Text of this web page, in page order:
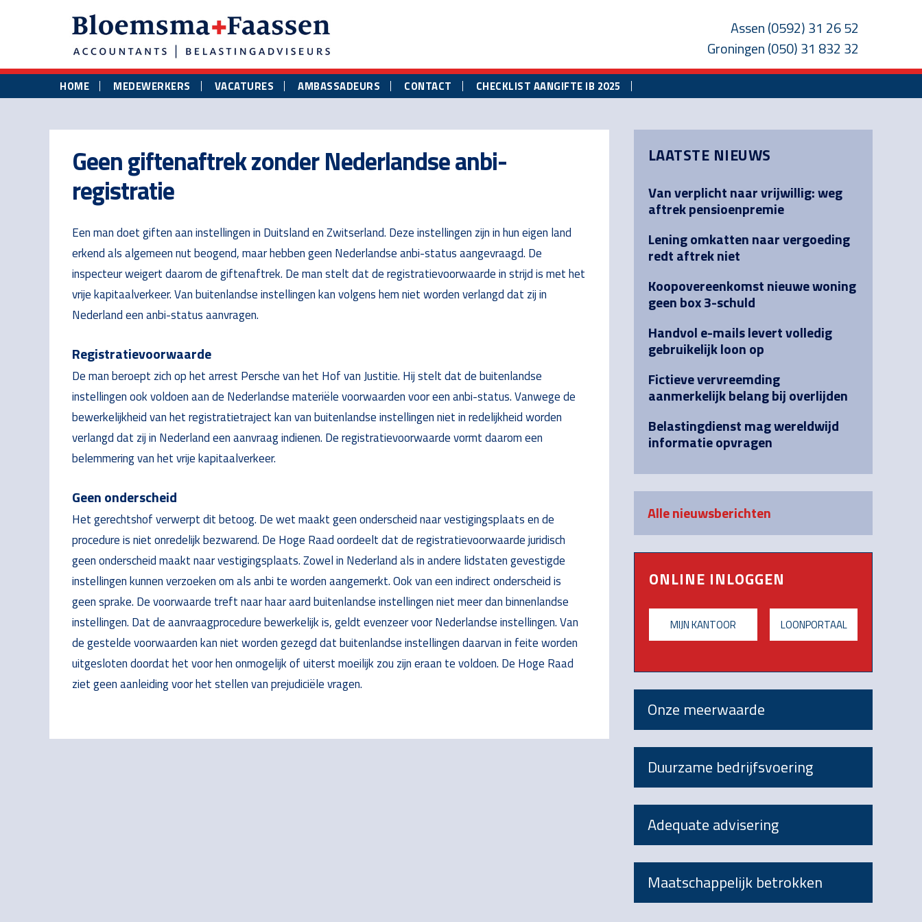
content
sidebar
Assen(0592) 31 26 52
Groningen(050) 31 832 32
HOME MEDEWERKERS VACATURES AMBASSADEURS CONTACT CHECKLIST AANGIFTE IB 2025
Geen giftenaftrek zonder Nederlandse anbi-
registratie
Een man doet giften aan instellingen in Duitsland en Zwitserland. Deze instellingen zijn in hun eigen land
erkend als algemeen nut beogend, maar hebben geen Nederlandse anbi-status aangevraagd. De
inspecteur weigert daarom de giftenaftrek. De man stelt dat de registratievoorwaarde in strijd is met het
vrije kapitaalverkeer. Van buitenlandse instellingen kan volgens hem niet worden verlangd dat zij in
Nederland een anbi-status aanvragen.
Registratievoorwaarde
De man beroept zich op het arrest Persche van het Hof van Justitie. Hij stelt dat de buitenlandse
instellingen ook voldoen aan de Nederlandse materiële voorwaarden voor een anbi-status. Vanwege de
bewerkelijkheid van het registratietraject kan van buitenlandse instellingen niet in redelijkheid worden
verlangd dat zij in Nederland een aanvraag indienen. De registratievoorwaarde vormt daarom een
belemmering van het vrije kapitaalverkeer.
Geen onderscheid
Het gerechtshof verwerpt dit betoog. De wet maakt geen onderscheid naar vestigingsplaats en de
procedure is niet onredelijk bezwarend. De Hoge Raad oordeelt dat de registratievoorwaarde juridisch
geen onderscheid maakt naar vestigingsplaats. Zowel in Nederland als in andere lidstaten gevestigde
instellingen kunnen verzoeken om als anbi te worden aangemerkt. Ook van een indirect onderscheid is
geen sprake. De voorwaarde treft naar haar aard buitenlandse instellingen niet meer dan binnenlandse
instellingen. Dat de aanvraagprocedure bewerkelijk is, geldt evenzeer voor Nederlandse instellingen. Van
de gestelde voorwaarden kan niet worden gezegd dat buitenlandse instellingen daarvan in feite worden
uitgesloten doordat het voor hen onmogelijk of uiterst moeilijk zou zijn eraan te voldoen. De Hoge Raad
ziet geen aanleiding voor het stellen van prejudiciële vragen.
Sidebar
LAATSTE NIEUWS
Van verplicht naar vrijwillig: weg
aftrek pensioenpremie
Lening omkatten naar vergoeding
redt aftrek niet
Koopovereenkomst nieuwe woning
geen box 3-schuld
Handvol e-mails levert volledig
gebruikelijk loon op
Fictieve vervreemding
aanmerkelijk belang bij overlijden
Belastingdienst mag wereldwijd
informatie opvragen
Alle nieuwsberichten
ONLINE INLOGGEN
MIJN KANTOOR LOONPORTAAL
Onze meerwaarde
Duurzame bedrijfsvoering
Adequate advisering
Maatschappelijk betrokken